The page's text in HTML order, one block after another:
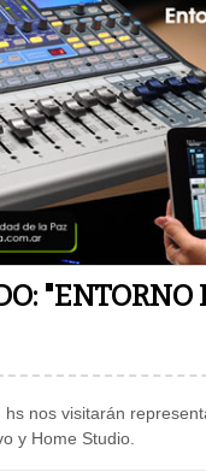
"ENTORNO
nos visitarán
y Home Studio.